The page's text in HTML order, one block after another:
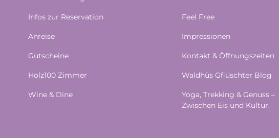
Infos zur Reservation
Anreise
Gutscheine
Holz100 Zimmer
Wine & Dine
Feel Free
Impressionen
Kontakt & Öffnungszeiten
Waldhüs Gflüschter Blog
Yoga, Trekking & Genuss –
Zwischen Eis und Kultur.